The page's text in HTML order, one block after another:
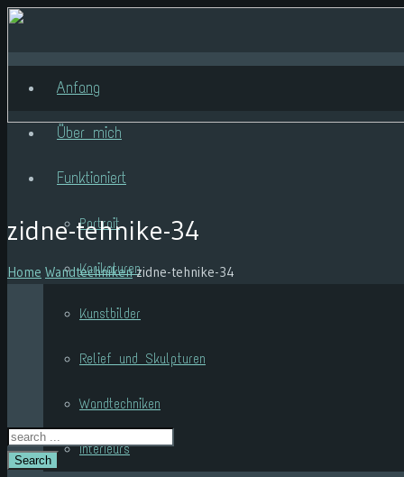
Anfang
Über mich
Funktioniert
Portrait
Karikaturen
Kunstbilder
Relief und Skulpturen
Wandtechniken
Interieurs
zidne-tehnike-34
Home Wandtechniken zidne-tehnike-34
Search